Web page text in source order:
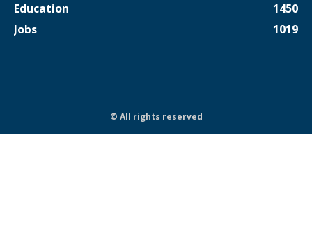
Education
1450
Jobs
1019
© All rights reserved